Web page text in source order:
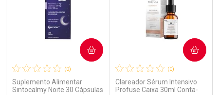
Comprar sem Desconto
Por R$ 41,99/cada
Comprar sem Desconto
Por R$ 41,99/cada
Comprar sem Desconto
Por R$ 85,99/cada
Comprar sem Desconto
Por R$ 85,99/cada
(0)
Suplemento Alimentar
Sintocalmy Noite 30 Cápsulas
COMPRAR
(0)
Clareador Sérum Intensivo
Profuse Caixa 30ml Conta-
COMPRAR